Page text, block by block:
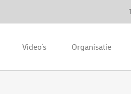
Video’s Organisatie